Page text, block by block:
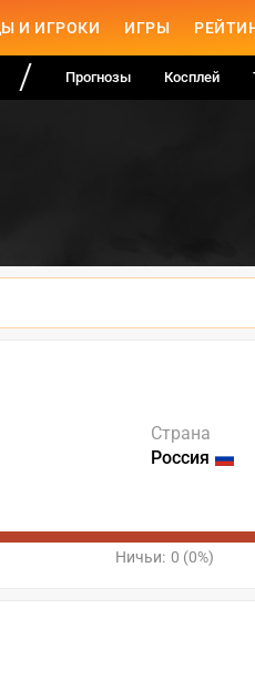
И ИГРОКИ ИГРЫ
Прогнозы Косплей
Страна
Россия
Ничьи: 0 (0%)